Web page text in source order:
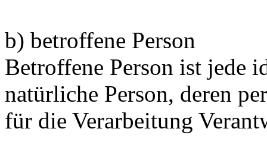
b) betroffene Person
Betroffene Person ist jede
natürliche Person, deren
für die Verarbeitung